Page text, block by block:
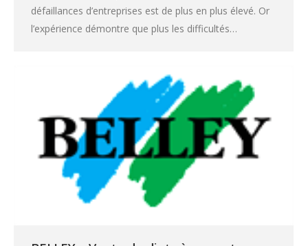
défaillances d’entreprises est de plus en plus élevé. Or
l’expérience démontre que plus les difficultés…